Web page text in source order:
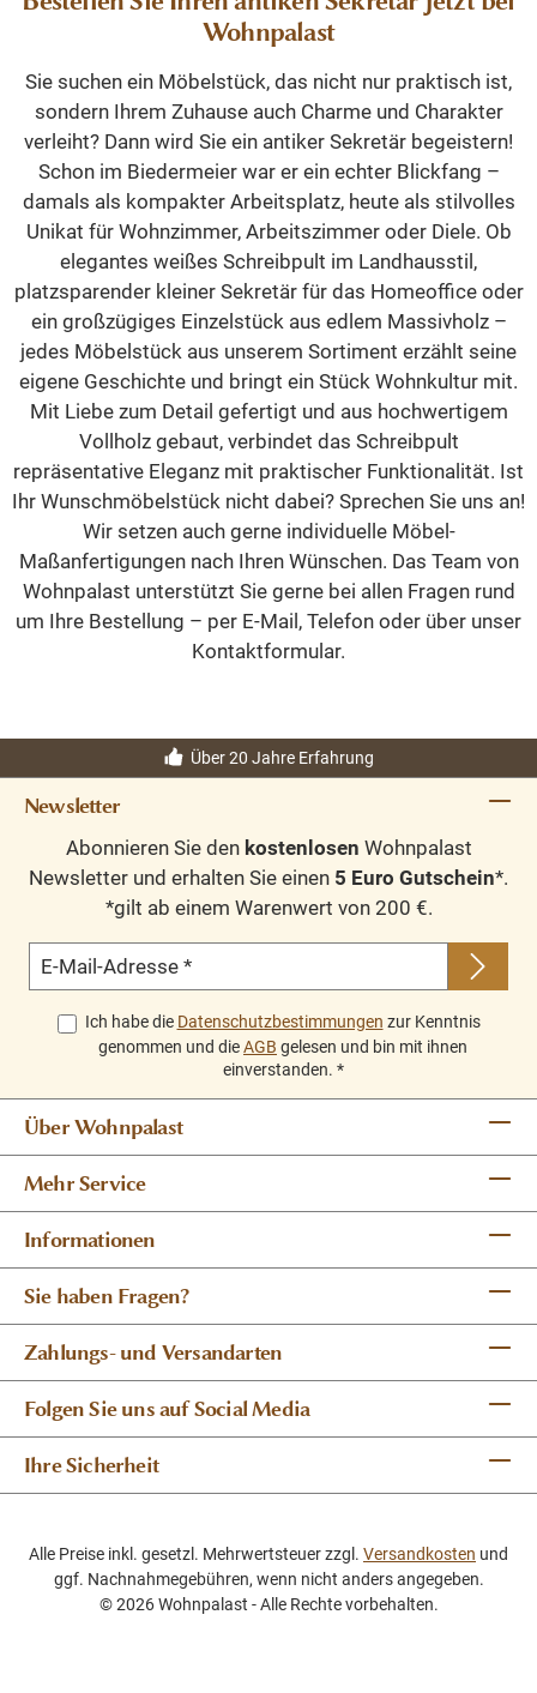
Wohnpalast
Sie suchen ein Möbelstück, das nicht nur praktisch ist,
sondern Ihrem Zuhause auch Charme und Charakter
verleiht? Dann wird Sie ein antiker Sekretär begeistern!
Schon im Biedermeier war er ein echter Blickfang –
damals als kompakter Arbeitsplatz, heute als stilvolles
Unikat für Wohnzimmer, Arbeitszimmer oder Diele. Ob
elegantes weißes Schreibpult im Landhausstil,
platzsparender kleiner Sekretär für das Homeoffice oder
ein großzügiges Einzelstück aus edlem Massivholz –
jedes Möbelstück aus unserem Sortiment erzählt seine
eigene Geschichte und bringt ein Stück Wohnkultur mit.
Mit Liebe zum Detail gefertigt und aus hochwertigem
Vollholz gebaut, verbindet das Schreibpult
repräsentative Eleganz mit praktischer Funktionalität. Ist
Ihr Wunschmöbelstück nicht dabei? Sprechen Sie uns an!
Wir setzen auch gerne individuelle Möbel-
Maßanfertigungen nach Ihren Wünschen. Das Team von
Wohnpalast unterstützt Sie gerne bei allen Fragen rund
um Ihre Bestellung – per E-Mail, Telefon oder über unser
Kontaktformular.
Über 20 Jahre Erfahrung
Newsletter
Abonnieren Sie den kostenlosen Wohnpalast
Newsletter und erhalten Sie einen 5 Euro Gutschein*.
*gilt ab einem Warenwert von 200 €.
E-Mail-Adresse *
Ich habe die Datenschutzbestimmungen zur Kenntnis
genommen und dieAGB gelesen und bin mit ihnen
einverstanden. *
Über Wohnpalast
Mehr Service
Informationen
Sie haben Fragen?
Zahlungs- und Versandarten
Folgen Sie uns auf Social Media
Ihre Sicherheit
Alle Preise inkl. gesetzl. Mehrwertsteuer zzgl. Versandkosten und
ggf. Nachnahmegebühren, wenn nicht anders angegeben.
© 2026 Wohnpalast - Alle Rechte vorbehalten.